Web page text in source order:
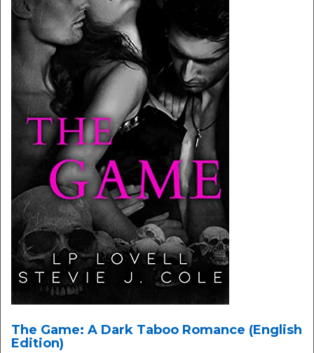
The Game: A Dark Taboo Romance (English
Edition)